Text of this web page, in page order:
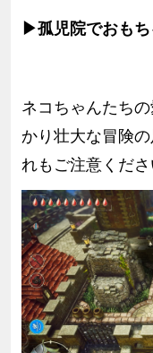
▶孤児院でおも
ネコちゃんたち
かり壮大な冒険
れもご注意くださ